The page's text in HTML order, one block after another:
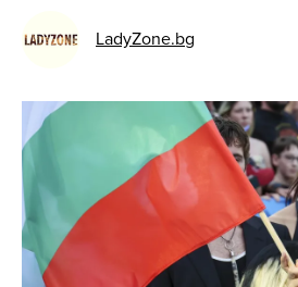
LadyZone.bg